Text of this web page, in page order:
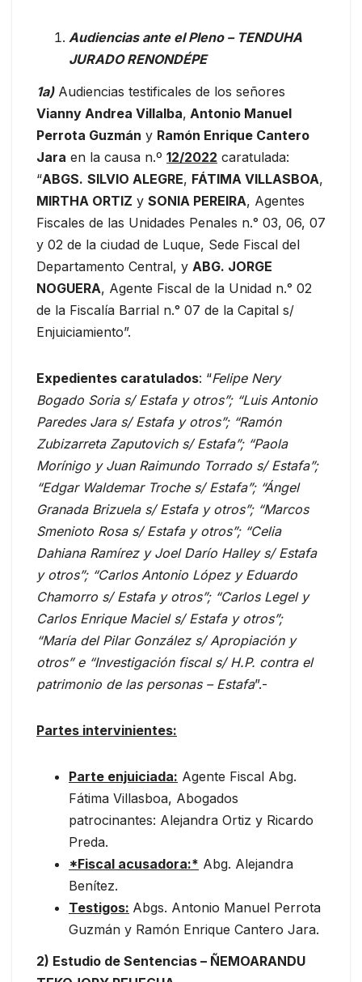
Audiencias ante el Pleno – TENDUHA
JURADO RENONDÉPE
1a)Audiencias testificales de los señores
Vianny Andrea Villalba, Antonio Manuel
Perrota Guzmán y Ramón Enrique Cantero
Jara en la causa n.º 12/2022 caratulada:
“ABGS. SILVIO ALEGRE, FÁTIMA VILLASBOA,
MIRTHA ORTIZ y SONIA PEREIRA, Agentes
Fiscales de las Unidades Penales n.° 03, 06, 07
y 02 de la ciudad de Luque, Sede Fiscal del
Departamento Central, y ABG. JORGE
NOGUERA, Agente Fiscal de la Unidad n.° 02
de la Fiscalía Barrial n.° 07 de la Capital s/
Enjuiciamiento”.
Expedientes caratulados: “Felipe Nery
Bogado Soria s/ Estafa y otros”; “Luis Antonio
Paredes Jara s/ Estafa y otros”; “Ramón
Zubizarreta Zaputovich s/ Estafa”; “Paola
Morínigo y Juan Raimundo Torrado s/ Estafa”;
“Edgar Waldemar Troche s/ Estafa”; “Ángel
Granada Brizuela s/ Estafa y otros”; “Marcos
Smenioto Rosa s/ Estafa y otros”; “Celia
Dahiana Ramírez y Joel Darío Halley s/ Estafa
y otros”; “Carlos Antonio López y Eduardo
Chamorro s/ Estafa y otros”; “Carlos Legel y
Carlos Enrique Maciel s/ Estafa y otros”;
“María del Pilar González s/ Apropiación y
otros” e “Investigación fiscal s/ H.P. contra el
patrimonio de las personas – Estafa”.-
Partes intervinientes:
Parte enjuiciada: Agente Fiscal Abg.
Fátima Villasboa, Abogados
patrocinantes: Alejandra Ortiz y Ricardo
Preda.
*Fiscal acusadora:* Abg. Alejandra
Benítez.
Testigos: Abgs. Antonio Manuel Perrota
Guzmán y Ramón Enrique Cantero Jara.
2) Estudio de Sentencias – ÑEMOARANDU